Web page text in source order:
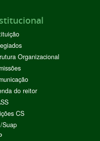
Organizacional
do reitor
CS
Suap